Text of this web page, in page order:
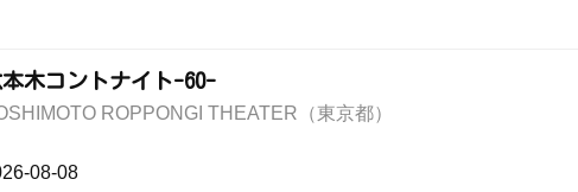
本木コントナイト-60-
ROPPONGI THEATER（東京都）
08-08